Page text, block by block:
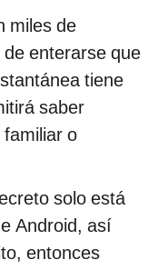
miles de
de enterarse que
tiene
saber
o
solo está
Android, así
entonces